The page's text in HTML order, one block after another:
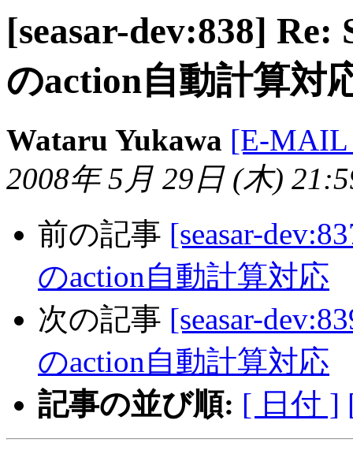
[seasar-dev:838]
のaction自動計算対
Wataru Yukawa [E-MAIL
2008年 5月 29日 (木)
前の記事 [seasar-
のaction自動計算対応
次の記事 [seasar-
のaction自動計算対応
記事の並び順: [ 日付 ]